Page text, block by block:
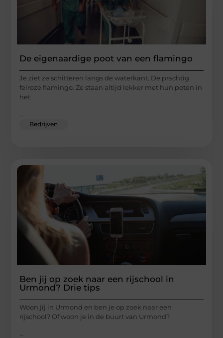
De eigenaardige poot van een flamingo
Je ziet ze schitteren langs de waterkant. De prachtig
felroze flamingo. Ze staan altijd lekker met hun poten in
het
Bedrijven
Ben jij op zoek naar een rijschool in
Urmond? Drie tips
Woon jij in Urmond en ben je op zoek naar een
rijschool? Of woon je in de buurt van Urmond?
...